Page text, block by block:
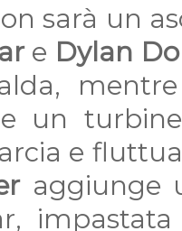
sarà un
e Dylan
un
e fluttua
aggiunge